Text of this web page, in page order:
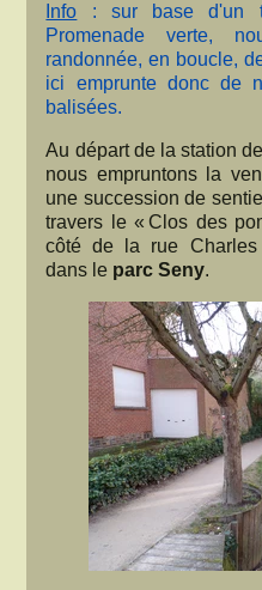
Info : sur base d'un
Promenade verte,
randonnée, en boucle,
ici emprunte donc de
balisées.
Au départ de la station
nous empruntons la
une succession de
travers le « Clos des
côté de la rue Charles
dans le parc Seny.